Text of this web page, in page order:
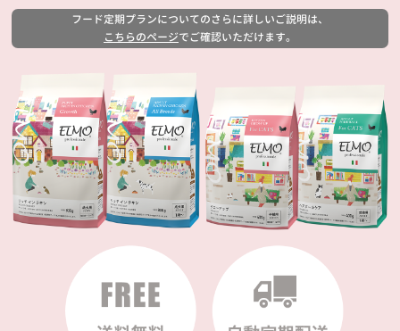
フード定期プランについてのさらに詳しいご説明は、
こちらのページでご確認いただけます。